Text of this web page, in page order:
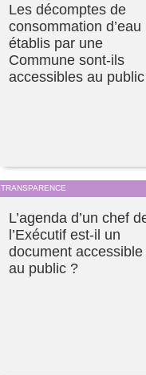
Les décomptes de
consommation d’eau
établis par une
Commune sont-ils
accessibles au
TRANSPARENCE
L’agenda d’un chef
l’Exécutif est-il un
document accessible
au public ?